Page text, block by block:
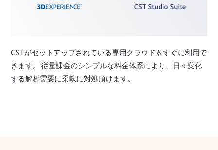
CSTがセットアップされている専用クラウドをすぐに利用で
きます。 従量課金のシンプルな料金体系により、日々変化
する解析需要に柔軟に対処頂けます。